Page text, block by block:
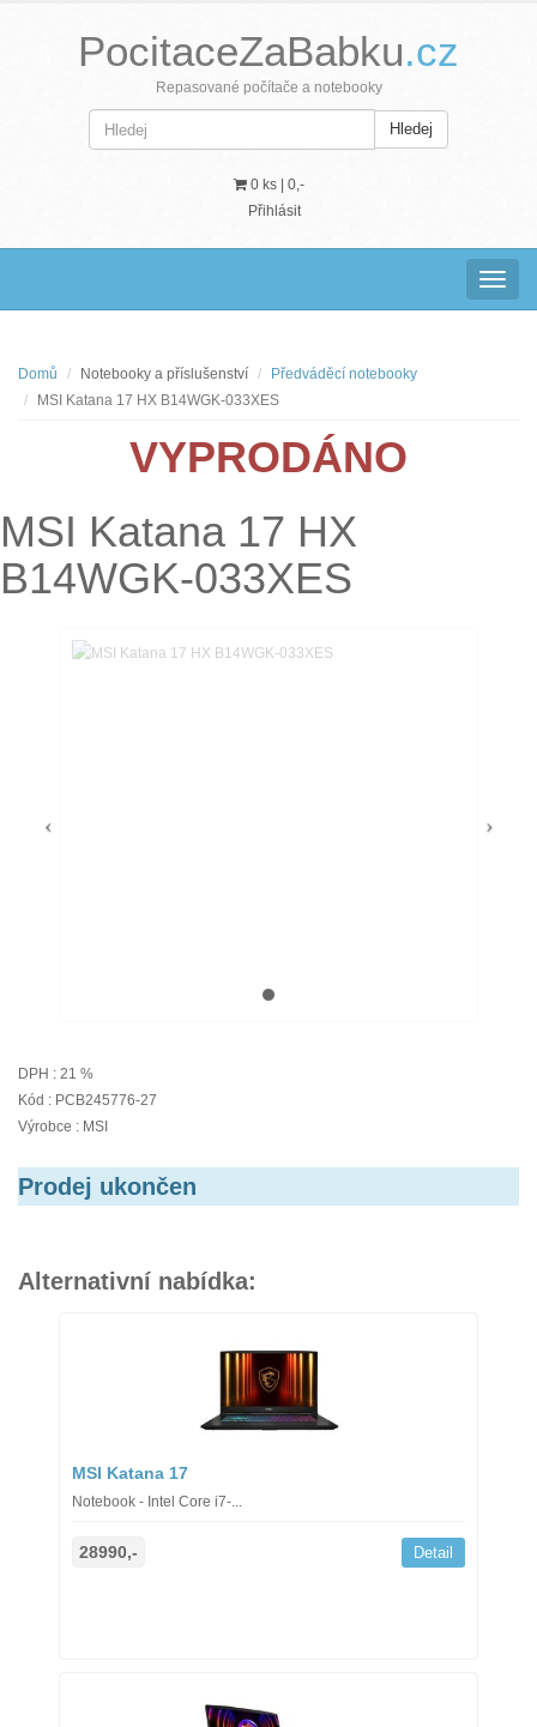
PocitaceZaBabku.cz
Repasované počítače a notebooky
Hledej
0 ks | 0,-
Přihlásit
Domů Notebooky a příslušenství
Předváděcí notebooky
MSI Katana 17 HX B14WGK-033XES
VYPRODÁNO
MSI Katana 17 HX
B14WGK-033XES
DPH : 21 %
Kód : PCB245776-27
Výrobce : MSI
Prodej ukončen
Alternativní nabídka:
MSI Katana 17
Notebook - Intel Core i7-...
28990,- Detail